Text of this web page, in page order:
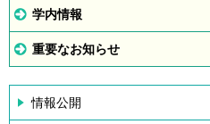
学内情報
重要なお知らせ
情報公開